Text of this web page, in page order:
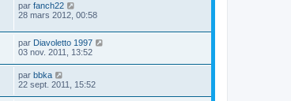
par fanch22
28 mars 2012, 00:58
par Diavoletto 1997
03 nov. 2011, 13:52
par bbka
22 sept. 2011, 15:52